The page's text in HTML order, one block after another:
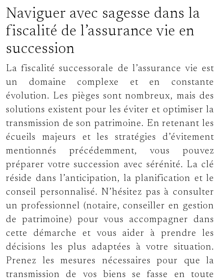
Naviguer avec sagesse dans la
fiscalité de l’assurance vie en
succession
La fiscalité successorale de l’assurance vie est
un domaine complexe et en constante
évolution. Les pièges sont nombreux, mais des
solutions existent pour les éviter et optimiser la
transmission de son patrimoine. En retenant les
écueils majeurs et les stratégies d’évitement
mentionnés précédemment, vous pouvez
préparer votre succession avec sérénité. La clé
réside dans l’anticipation, la planification et le
conseil personnalisé. N’hésitez pas à consulter
un professionnel (notaire, conseiller en gestion
de patrimoine) pour vous accompagner dans
cette démarche et vous aider à prendre les
décisions les plus adaptées à votre situation.
Prenez les mesures nécessaires pour que la
transmission de vos biens se fasse en toute